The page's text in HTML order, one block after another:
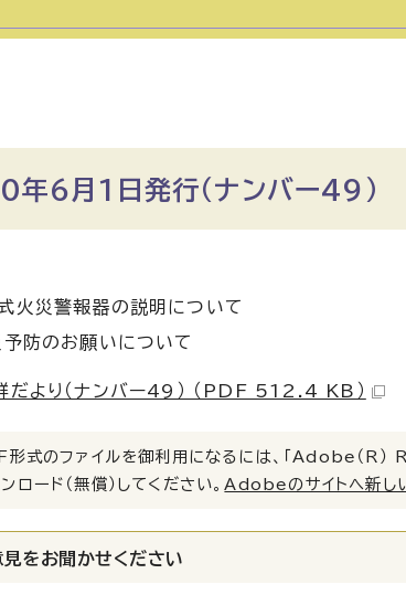
年6月1日発行（ナンバー49）
火災警報器の説明について
予防のお願いについて
だより（ナンバー49） （PDF 512.4 KB）
形式のファイルを御利用になるには、「Adobe（R）
ロード（無償）してください。 Adobeのサイトへ新しい
見をお聞かせください